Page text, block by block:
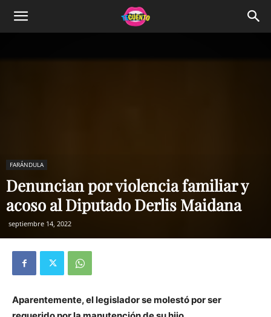
FARÁNDULA
Denuncian por violencia familiar y
acoso al Diputado Derlis Maidana
septiembre 14, 2022
Aparentemente, el legislador se molestó por ser